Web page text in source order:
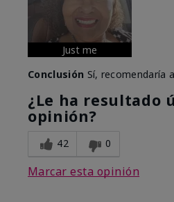
Just me
Conclusión Sí, recomendaría
¿Le ha resultado
opinión?
42 0
Marcar esta opinión